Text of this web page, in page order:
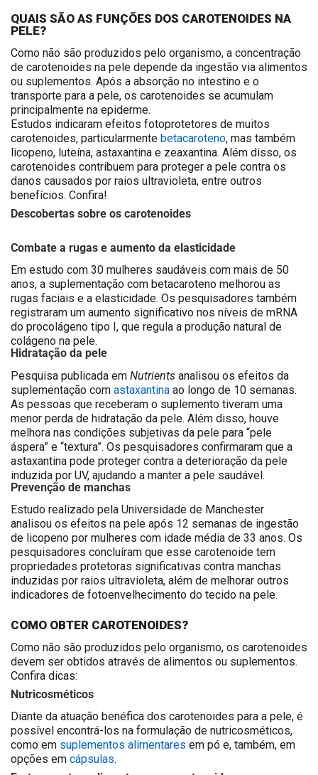
QUAIS SÃO AS FUNÇÕES DOS CAROTENOIDES NA
PELE?
Como não são produzidos pelo organismo, a concentração
de carotenoides na pele depende da ingestão via alimentos
ou suplementos. Após a absorção no intestino e o
transporte para a pele, os carotenoides se acumulam
principalmente na epiderme.
Estudos indicaram efeitos fotoprotetores de muitos
carotenoides, particularmente betacaroteno, mas também
licopeno, luteína, astaxantina e zeaxantina. Além disso, os
carotenoides contribuem para proteger a pele contra os
danos causados por raios ultravioleta, entre outros
benefícios. Confira!
Descobertas sobre os carotenoides
Combate a rugas e aumento da elasticidade
Em estudo com 30 mulheres saudáveis com mais de 50
anos, a suplementação com betacaroteno melhorou as
rugas faciais e a elasticidade. Os pesquisadores também
registraram um aumento significativo nos níveis de mRNA
do procolágeno tipo I, que regula a produção natural de
colágeno na pele.
Hidratação da pele
Pesquisa publicada em Nutrients analisou os efeitos da
suplementação com astaxantina ao longo de 10 semanas.
As pessoas que receberam o suplemento tiveram uma
menor perda de hidratação da pele. Além disso, houve
melhora nas condições subjetivas da pele para “pele
áspera” e “textura”. Os pesquisadores confirmaram que a
astaxantina pode proteger contra a deterioração da pele
induzida por UV, ajudando a manter a pele saudável.
Prevenção de manchas
Estudo realizado pela Universidade de Manchester
analisou os efeitos na pele após 12 semanas de ingestão
de licopeno por mulheres com idade média de 33 anos. Os
pesquisadores concluíram que esse carotenoide tem
propriedades protetoras significativas contra manchas
induzidas por raios ultravioleta, além de melhorar outros
indicadores de fotoenvelhecimento do tecido na pele.
COMO OBTER CAROTENOIDES?
Como não são produzidos pelo organismo, os carotenoides
devem ser obtidos através de alimentos ou suplementos.
Confira dicas:
Nutricosméticos
Diante da atuação benéfica dos carotenoides para a pele, é
possível encontrá-los na formulação de nutricosméticos,
como em suplementos alimentares em pó e, também, em
opções em cápsulas.